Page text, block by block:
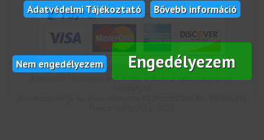
Adatvédelmi Tájékoztató Bővebb információ
Nem engedélyezem Engedélyezem
Az oldalon feltüntetek árak bruttó árak. Az árváltoztatás jogát